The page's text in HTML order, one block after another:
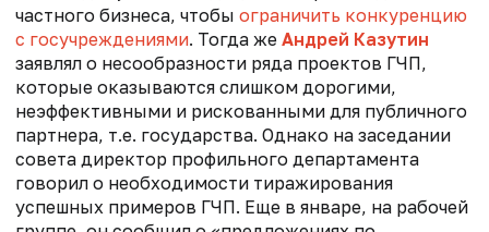
частного бизнеса, чтобы ограничить конкуренцию
с госучреждениями. Тогда же Андрей Казутин
заявлял о несообразности ряда проектов ГЧП,
которые оказываются слишком дорогими,
неэффективными и рискованными для публичного
партнера, т.е. государства. Однако на заседании
совета директор профильного департамента
говорил о необходимости тиражирования
успешных примеров ГЧП. Еще в январе, на рабочей